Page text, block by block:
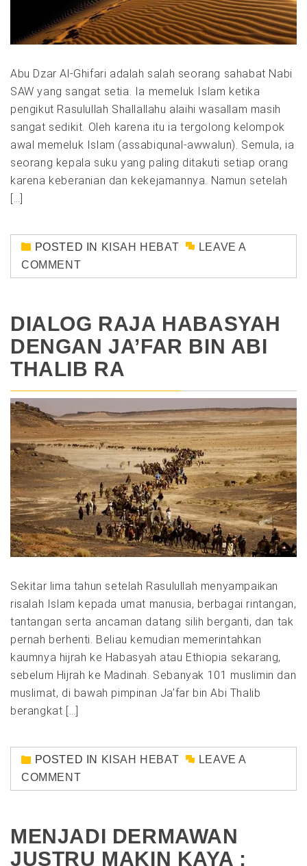
Abu Dzar Al-Ghifari adalah salah seorang sahabat Nabi
SAW yang sangat setia. Ia memeluk Islam ketika
pengikut Rasulullah Shallallahu alaihi wasallam masih
sangat sedikit. Oleh karena itu ia tergolong kelompok
awal memeluk Islam (assabiqunal-awwalun). Semula, ia
seorang kepala suku yang paling ditakuti setiap orang
karena keberanian dan kekejamannya. Namun setelah
[…]
POSTED IN KISAH HEBAT
LEAVE A
COMMENT
DIALOG RAJA HABASYAH
DENGAN JA’FAR BIN ABI
THALIB RA
Sekitar lima tahun setelah Rasulullah menyampaikan
risalah Islam kepada umat manusia, berbagai rintangan,
tantangan serta ancaman datang silih berganti, dan tak
pernah berhenti. Beliau kemudian memerintahkan
kaumnya hijrah ke Habasyah atau Ethiopia sekarang,
sebelum Hijrah ke Madinah. Sebanyak 101 muslimin dan
muslimat, di bawah pimpinan Ja’far bin Abi Thalib
berangkat […]
POSTED IN KISAH HEBAT
LEAVE A
COMMENT
MENJADI DERMAWAN
JUSTRU MAKIN KAYA :